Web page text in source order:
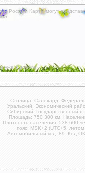
России. Карты могут
уже в дороге.
Столица: Салехард.
Уральский. Экономический
Сибирский. Государственный
Площадь: 750 300 км.
Плотность населения: 538 600
пояс: MSK+2 (UTC+5. летом
Автомобильный код: 89. Код